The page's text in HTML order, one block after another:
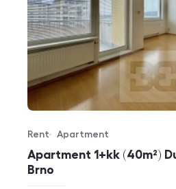
Apartment 1+kk (40m²)
Brno
Offer type
Rent
Property type
Apartment